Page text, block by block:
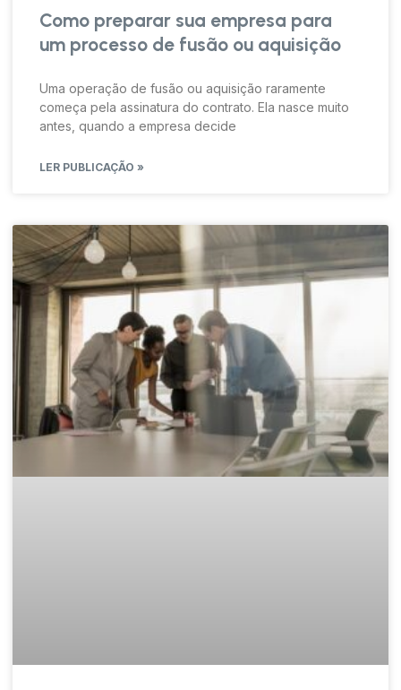
Como preparar sua empresa para
um processo de fusão ou aquisição
Uma operação de fusão ou aquisição raramente
começa pela assinatura do contrato. Ela nasce muito
antes, quando a empresa decide
LER PUBLICAÇÃO »